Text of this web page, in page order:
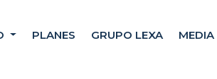
PLANES GRUPO LEXA MEDIA